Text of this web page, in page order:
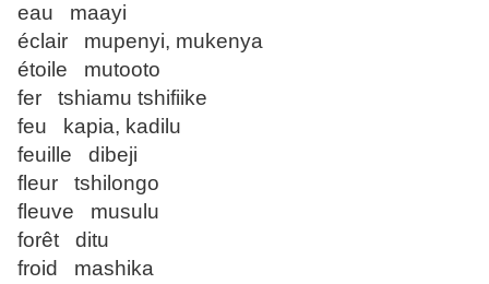
eau maayi
éclair mupenyi, mukenya
étoile mutooto
fer tshiamu tshifiike
feu kapia, kadilu
feuille dibeji
fleur tshilongo
fleuve musulu
forêt ditu
froid mashika